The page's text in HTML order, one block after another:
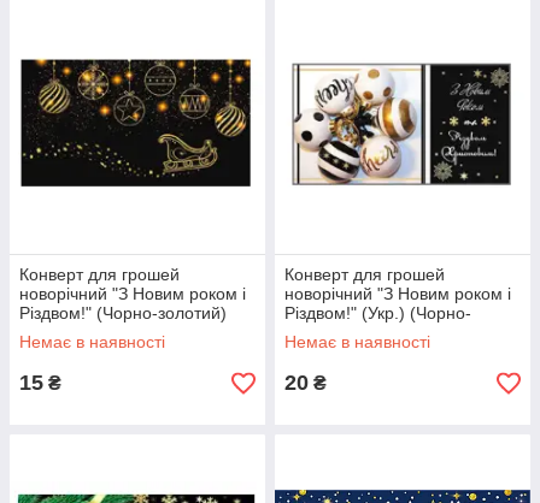
Конверт для грошей
новорічний "З Новим роком і
Різдвом!" (Чорно-золотий)
Немає в наявності
15 ₴
Конверт для грошей
новорічний "З Новим роком і
Різдвом!" (Укр.) (Чорно-
золотий)
Немає в наявності
20 ₴